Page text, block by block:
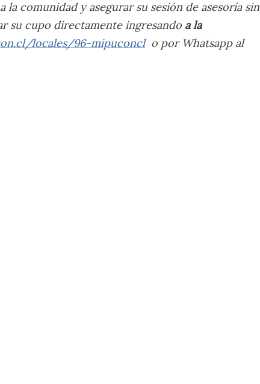
la comunidad y asegurar su sesión de asesoría sin
su cupo directamente ingresando a la
locales/96-mipuconclo por Whatsapp al